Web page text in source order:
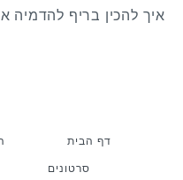
איך להכין בריף להדמיה
דף הבית
סרטונים